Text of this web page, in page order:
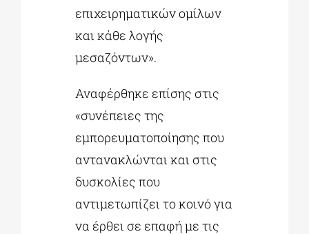
επιχειρηματικών ομίλων
και κάθε λογής
μεσαζόντων».
Αναφέρθηκε επίσης στις
«συνέπειες της
εμπορευματοποίησης που
αντανακλώνται και στις
δυσκολίες που
αντιμετωπίζει το κοινό για
να έρθει σε επαφή με τις